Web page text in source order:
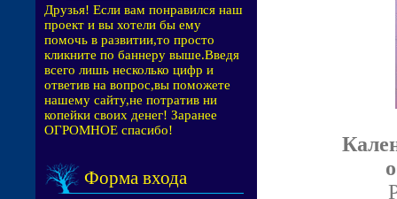
Друзья! Если вам понравился наш
проект и вы хотели бы ему
помочь в развитии,то просто
кликните по баннеру выше.Введя
всего лишь несколько цифр и
ответив на вопрос,вы поможете
нашему сайту,не потратив ни
копейки своих денег! Заранее
ОГРОМНОЕ спасибо!
Форма входа